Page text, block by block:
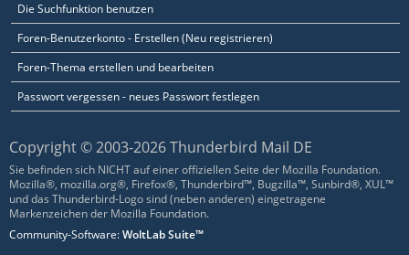
Die Suchfunktion benutzen
Foren-Benutzerkonto - Erstellen (Neu registrieren)
Foren-Thema erstellen und bearbeiten
Passwort vergessen - neues Passwort festlegen
Copyright © 2003-2026 Thunderbird Mail DE
Sie befinden sich NICHT auf einer offiziellen Seite der Mozilla Foundation.
Mozilla®, mozilla.org®, Firefox®, Thunderbird™, Bugzilla™, Sunbird®, XUL™
und das Thunderbird-Logo sind (neben anderen) eingetragene
Markenzeichen der Mozilla Foundation.
Community-Software:WoltLab Suite™